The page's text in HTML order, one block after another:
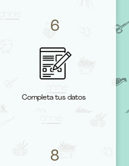
6
Completa tus datos
8